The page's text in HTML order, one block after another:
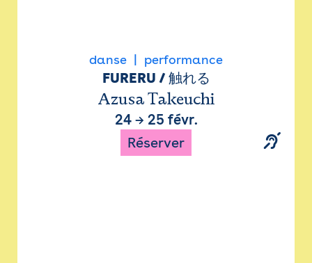
danse performance
FURERU / 触れる
Azusa Takeuchi
24→ 25 févr.
Réserver